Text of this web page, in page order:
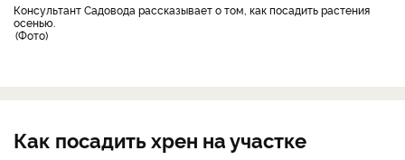
Консультант Садовода рассказывает о том, как посадить растения
осенью.
Фото
Как посадить хрен на участке